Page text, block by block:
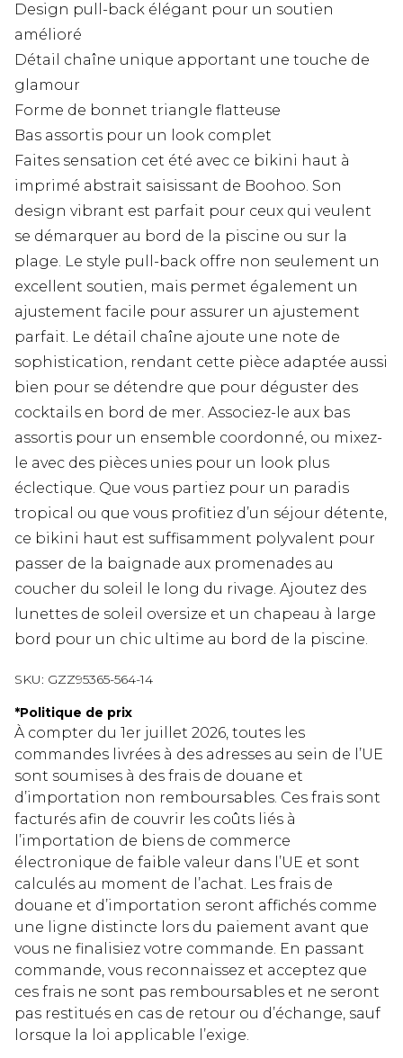
Design pull-back élégant pour un soutien
amélioré
Détail chaîne unique apportant une touche de
glamour
Forme de bonnet triangle flatteuse
Bas assortis pour un look complet
Faites sensation cet été avec ce bikini haut à
imprimé abstrait saisissant de Boohoo. Son
design vibrant est parfait pour ceux qui veulent
se démarquer au bord de la piscine ou sur la
plage. Le style pull-back offre non seulement un
excellent soutien, mais permet également un
ajustement facile pour assurer un ajustement
parfait. Le détail chaîne ajoute une note de
sophistication, rendant cette pièce adaptée aussi
bien pour se détendre que pour déguster des
cocktails en bord de mer. Associez-le aux bas
assortis pour un ensemble coordonné, ou mixez-
le avec des pièces unies pour un look plus
éclectique. Que vous partiez pour un paradis
tropical ou que vous profitiez d’un séjour détente,
ce bikini haut est suffisamment polyvalent pour
passer de la baignade aux promenades au
coucher du soleil le long du rivage. Ajoutez des
lunettes de soleil oversize et un chapeau à large
bord pour un chic ultime au bord de la piscine.
SKU: GZZ95365-564-14
*Politique de prix
À compter du 1er juillet 2026, toutes les
commandes livrées à des adresses au sein de l’UE
sont soumises à des frais de douane et
d’importation non remboursables. Ces frais sont
facturés afin de couvrir les coûts liés à
l’importation de biens de commerce
électronique de faible valeur dans l’UE et sont
calculés au moment de l’achat. Les frais de
douane et d’importation seront affichés comme
une ligne distincte lors du paiement avant que
vous ne finalisiez votre commande. En passant
commande, vous reconnaissez et acceptez que
ces frais ne sont pas remboursables et ne seront
pas restitués en cas de retour ou d’échange, sauf
lorsque la loi applicable l’exige.